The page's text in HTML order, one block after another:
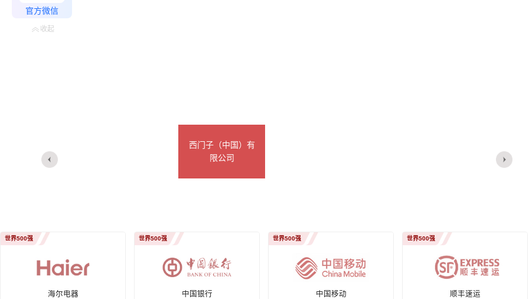
西门子（中国）有
限公司
世界500强
中国银行
世界500强
中国移动
世界500强
顺丰速运
央/国企
格力电器
官方微信
收起